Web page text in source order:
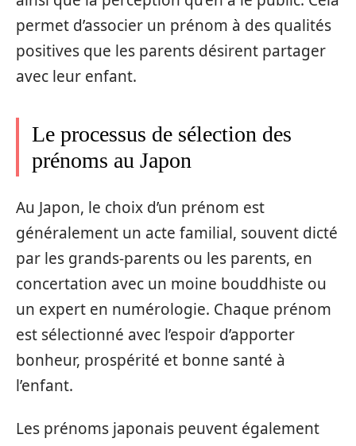
permet d’associer un prénom à des qualités
positives que les parents désirent partager
avec leur enfant.
Le processus de sélection des
prénoms au Japon
Au Japon, le choix d’un prénom est
généralement un acte familial, souvent dicté
par les grands-parents ou les parents, en
concertation avec un moine bouddhiste ou
un expert en numérologie. Chaque prénom
est sélectionné avec l’espoir d’apporter
bonheur, prospérité et bonne santé à
l’enfant.
Les prénoms japonais peuvent également